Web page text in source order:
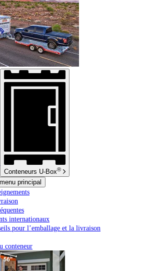
Conteneurs U-Box®
principal
internationaux
pour l’emballage et la livraison
conteneur